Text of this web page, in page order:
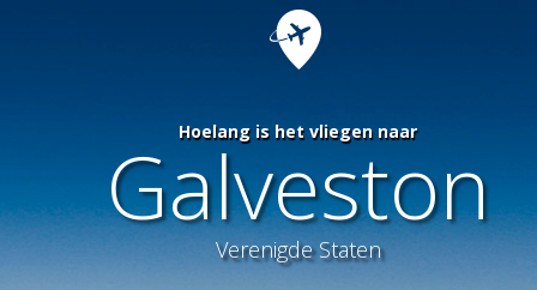
Hoelang is het vliegen naar
Galveston
Verenigde Staten